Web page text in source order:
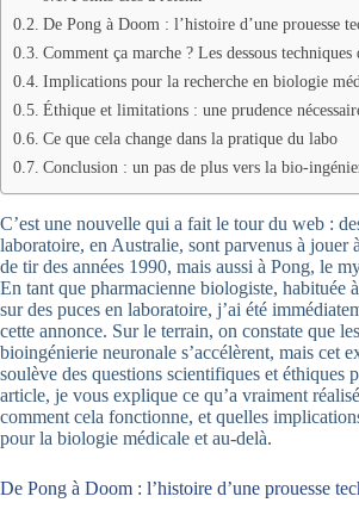
De Pong à Doom : l’histoire d’une prouesse
Comment ça marche ? Les dessous techniques
Implications pour la recherche en biologie
Éthique et limitations : une prudence
Ce que cela change dans la pratique du labo
Conclusion : un pas de plus vers la bio-
C’est une nouvelle qui a fait le tour du web :
laboratoire, en Australie, sont parvenus à jouer
de tir des années 1990, mais aussi à Pong, le
En tant que pharmacienne biologiste, habituée
sur des puces en laboratoire, j’ai été
cette annonce. Sur le terrain, on constate que
bioingénierie neuronale s’accélèrent, mais cet
soulève des questions scientifiques et éthiques
article, je vous explique ce qu’a vraiment
comment cela fonctionne, et quelles
pour la biologie médicale et au-delà.
De Pong à Doom : l’histoire d’une prouesse